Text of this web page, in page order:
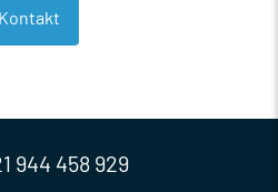
Kontakt
944 458 929